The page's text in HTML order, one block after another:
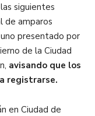
siguientes
de amparos
presentado por
de la Ciudad
avisando que los
registrarse.
en Ciudad de